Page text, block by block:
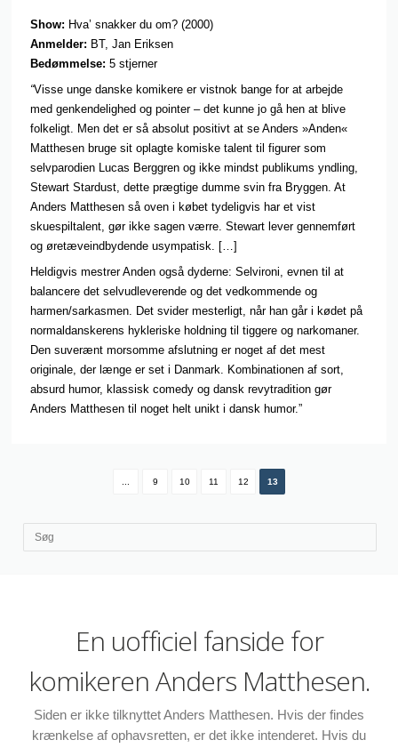
Show: Hva’ snakker du om? (2000)
Anmelder: BT, Jan Eriksen
Bedømmelse: 5 stjerner
“Visse unge danske komikere er vistnok bange for at arbejde
med genkendelighed og pointer – det kunne jo gå hen at blive
folkeligt. Men det er så absolut positivt at se Anders »Anden«
Matthesen bruge sit oplagte komiske talent til figurer som
selvparodien Lucas Berggren og ikke mindst publikums yndling,
Stewart Stardust, dette prægtige dumme svin fra Bryggen. At
Anders Matthesen så oven i købet tydeligvis har et vist
skuespiltalent, gør ikke sagen værre. Stewart lever gennemført
og øretæveindbydende usympatisk. […]
Heldigvis mestrer Anden også dyderne: Selvironi, evnen til at
balancere det selvudleverende og det vedkommende og
harmen/sarkasmen. Det svider mesterligt, når han går i kødet på
normaldanskerens hykleriske holdning til tiggere og narkomaner.
Den suverænt morsomme afslutning er noget af det mest
originale, der længe er set i Danmark. Kombinationen af sort,
absurd humor, klassisk comedy og dansk revytradition gør
Anders Matthesen til noget helt unikt i dansk humor.”
9 10 11 12 13
En uofficiel fanside for
komikeren Anders Matthesen.
Siden er ikke tilknyttet Anders Matthesen. Hvis der findes
krænkelse af ophavsretten, er det ikke intenderet. Hvis du